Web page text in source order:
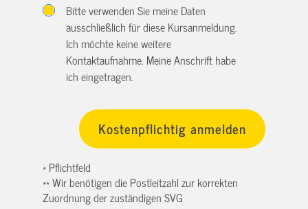
Bitte verwenden Sie meine Daten
ausschließlich für diese Kursanmeldung.
Ich möchte keine weitere
Kontaktaufnahme. Meine Anschrift habe
ich eingetragen.
* Pflichtfeld
** Wir benötigen die Postleitzahl zur korrekten
Zuordnung der zuständigen SVG